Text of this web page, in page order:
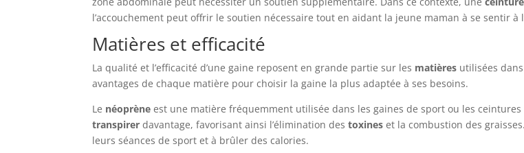
l’accouchement peut offrir le soutien nécessaire tout en aidant la jeune maman à se sentir à
Matières et efficacité
La qualité et l’efficacité d’une gaine reposent en grande partie sur les matières utilisées
avantages de chaque matière pour choisir la gaine la plus adaptée à ses besoins.
Le néoprène est une matière fréquemment utilisée dans les gaines de sport ou les
transpirer davantage, favorisant ainsi l’élimination destoxines et la combustion des
leurs séances de sport et à brûler des calories.